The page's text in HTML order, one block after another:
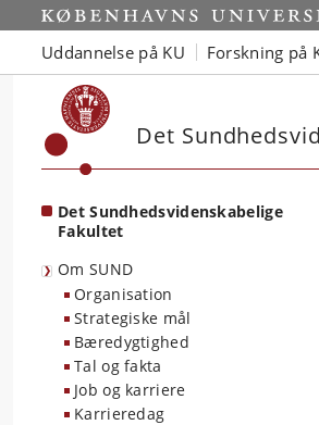
Start
Uddannelse på KU Forskning på
Det
Det Sundhedsvidenskabelige
Fakultet
Om SUND
Organisation
Strategiske mål
Bæredygtighed
Tal og fakta
Job og karriere
Karrieredag